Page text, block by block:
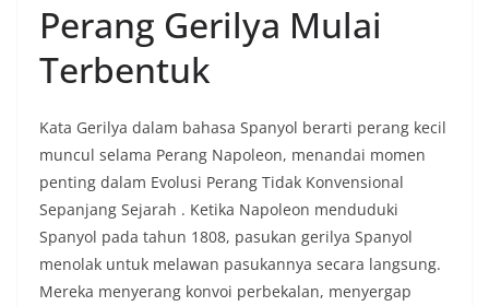
Perang Gerilya Mulai
Terbentuk
Kata Gerilya dalam bahasa Spanyol berarti perang kecil
muncul selama Perang Napoleon, menandai momen
penting dalam Evolusi Perang Tidak Konvensional
Sepanjang Sejarah . Ketika Napoleon menduduki
Spanyol pada tahun 1808, pasukan gerilya Spanyol
menolak untuk melawan pasukannya secara langsung.
Mereka menyerang konvoi perbekalan, menyergap